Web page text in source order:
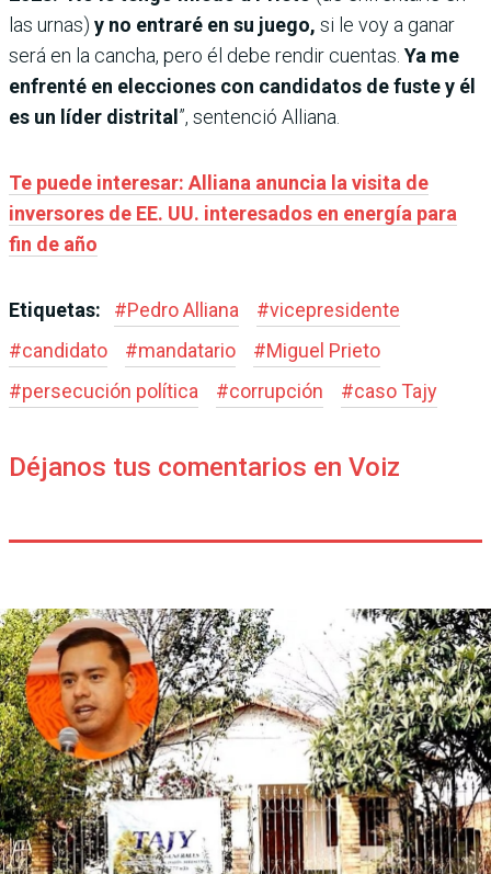
las urnas) y no entraré en su juego, si le voy a ganar
será en la cancha, pero él debe rendir cuentas. Ya me
enfrenté en elecciones con candidatos de fuste y él
es un líder distrital ”, sentenció Alliana.
Te puede interesar: Alliana anuncia la visita de
inversores de EE. UU. interesados en energía para
fin de año
Etiquetas: #Pedro Alliana #vicepresidente
#candidato #mandatario #Miguel Prieto
#persecución política #corrupción #caso Tajy
Déjanos tus comentarios en Voiz